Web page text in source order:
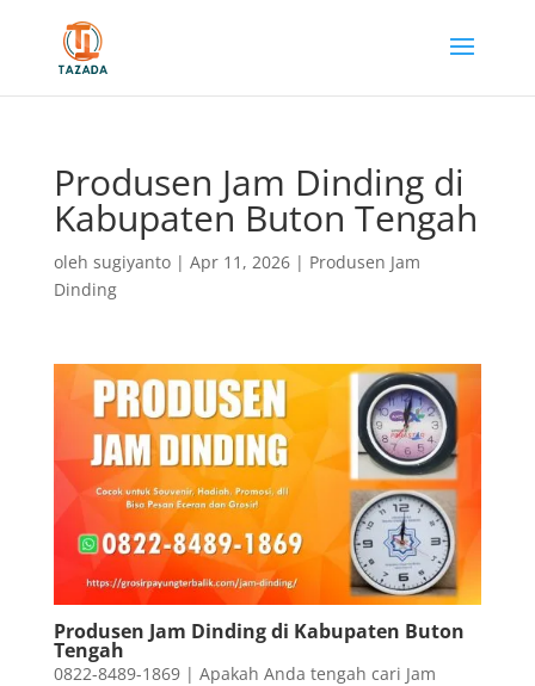
Produsen Jam Dinding di
Kabupaten Buton Tengah
oleh sugiyanto| Apr 11, 2026| Produsen Jam
Dinding
Produsen Jam Dinding di Kabupaten Buton
Tengah
0822-8489-1869 | Apakah Anda tengah cari Jam